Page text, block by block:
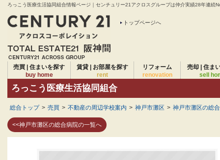
ろっこう医療生活協同組合情報ページ｜センチュリー21アクロスグループは仲介実績28年連続
トップページへ
売買 | 住まいを探す
buy home
賃貸 | お部屋を探す
rent
リフォーム
renovation
売却 | 住ま
sell
ろっこう医療生活協同組合
総合トップ > 売買 > 不動産の周辺学校案内 > 神戸市灘区 > 神戸市灘区の総
<<神戸市灘区の総合病院の一覧へ